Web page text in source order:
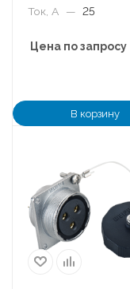
Ток, А
— 25
Цена по запросу
В корзину